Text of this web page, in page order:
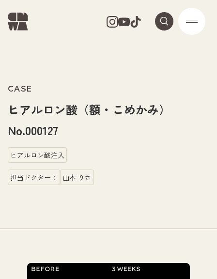
CASE
ヒアルロン酸（額・こめかみ）
No.000127
ヒアルロン酸注入
担当ドクター： 山本 りさ